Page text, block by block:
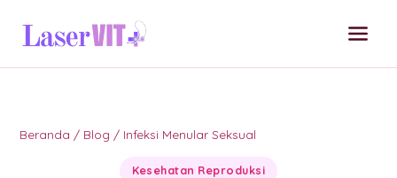
Beranda / Blog / Infeksi Menular Seksual
Kesehatan Reproduksi